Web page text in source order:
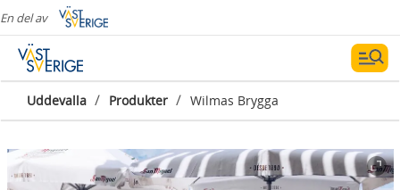
En del av
Uddevalla / Produkter / Wilmas Brygga